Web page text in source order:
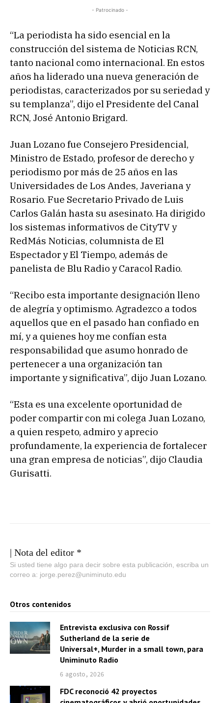
- Patrocinado -
“La periodista ha sido esencial en la
construcción del sistema de Noticias RCN,
tanto nacional como internacional. En estos
años ha liderado una nueva generación de
periodistas, caracterizados por su seriedad y
su templanza”, dijo el Presidente del Canal
RCN, José Antonio Brigard.
Juan Lozano fue Consejero Presidencial,
Ministro de Estado, profesor de derecho y
periodismo por más de 25 años en las
Universidades de Los Andes, Javeriana y
Rosario. Fue Secretario Privado de Luis
Carlos Galán hasta su asesinato. Ha dirigido
los sistemas informativos de CityTV y
RedMás Noticias, columnista de El
Espectador y El Tiempo, además de
panelista de Blu Radio y Caracol Radio.
“Recibo esta importante designación lleno
de alegría y optimismo. Agradezco a todos
aquellos que en el pasado han confiado en
mí, y a quienes hoy me confían esta
responsabilidad que asumo honrado de
pertenecer a una organización tan
importante y significativa”, dijo Juan Lozano.
“Esta es una excelente oportunidad de
poder compartir con mi colega Juan Lozano,
a quien respeto, admiro y aprecio
profundamente, la experiencia de fortalecer
una gran empresa de noticias”, dijo Claudia
Gurisatti.
| Nota del editor *
Si usted tiene algo para decir sobre esta publicación, escriba un
correo a: jorge.perez@uniminuto.edu
Otros contenidos
Entrevista exclusiva con Rossif
Sutherland de la serie de
Universal+, Murder in a small town, para
Uniminuto Radio
6 agosto, 2026
FDC reconoció 42 proyectos